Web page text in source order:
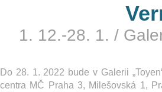
1. 12.-28. 1. /
Do 28. 1. 2022 bude v Galerii
centra MČ Praha 3, Milešovská 1,